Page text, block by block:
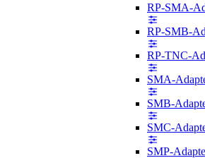
RP-SMA-
RP-SMB-
RP-TNC-
SMA-
SMB-
SMC-
SMP-